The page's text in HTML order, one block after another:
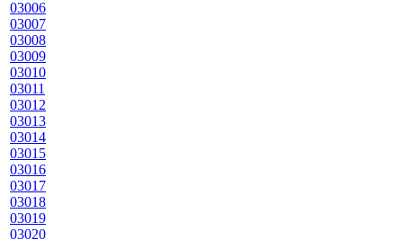
03006
03007
03008
03009
03010
03011
03012
03013
03014
03015
03016
03017
03018
03019
03020